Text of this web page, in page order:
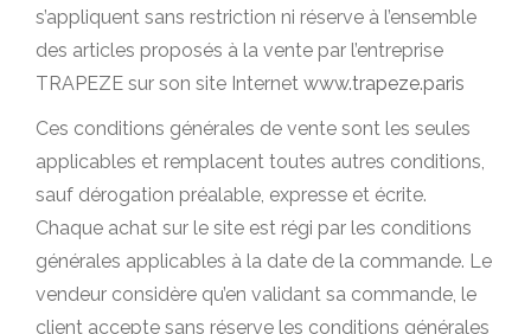
s’appliquent sans restriction ni réserve à l’ensemble
des articles proposés à la vente par l’entreprise
TRAPEZE sur son site Internet www.trapeze.paris
Ces conditions générales de vente sont les seules
applicables et remplacent toutes autres conditions,
sauf dérogation préalable, expresse et écrite.
Chaque achat sur le site est régi par les conditions
générales applicables à la date de la commande. Le
vendeur considère qu’en validant sa commande, le
client accepte sans réserve les conditions générales